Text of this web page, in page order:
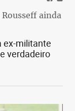
ainda
ex-militante
verdadeiro